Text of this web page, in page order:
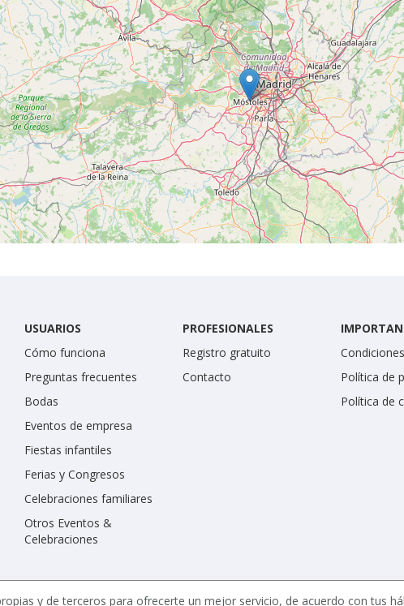
USUARIOS
Cómo funciona
Preguntas frecuentes
Bodas
Eventos de empresa
Fiestas infantiles
Ferias y Congresos
Celebraciones familiares
Otros Eventos &
Celebraciones
PROFESIONALES
Registro gratuito
Contacto
Política de
Política de
y de terceros para ofrecerte un mejor servicio, de acuerdo con tus